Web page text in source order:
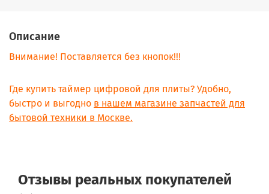
Описание
Внимание! Поставляется без кнопок!!!
Где купить таймер цифровой для плиты? Удобно,
быстро и выгодно в нашем магазине запчастей для
бытовой техники в Москве.
Отзывы реальных покупателей